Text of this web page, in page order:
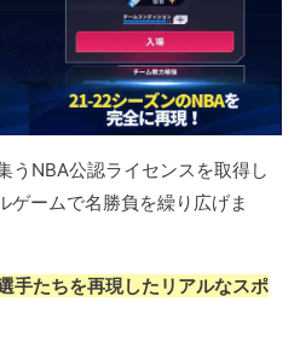
うNBA公認ライセンスを取得し
ゲームで名勝負を繰り広げま
手たちを再現したリアルなスポ